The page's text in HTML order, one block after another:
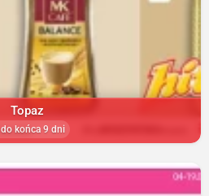
Topaz
do końca 9 dni